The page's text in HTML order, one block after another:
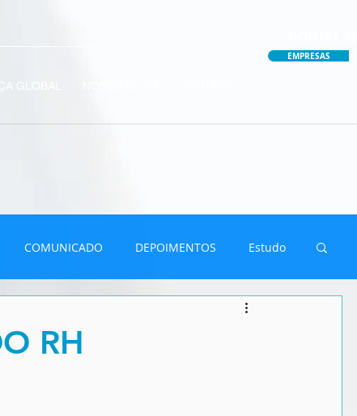
EMPRESAS
COMUNICADO DEPOIMENTOS Estudo
RH